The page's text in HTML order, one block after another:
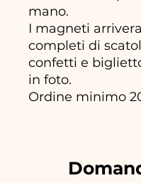
mano.
I magneti
completi di
confetti e
in foto.
Ordine minimo